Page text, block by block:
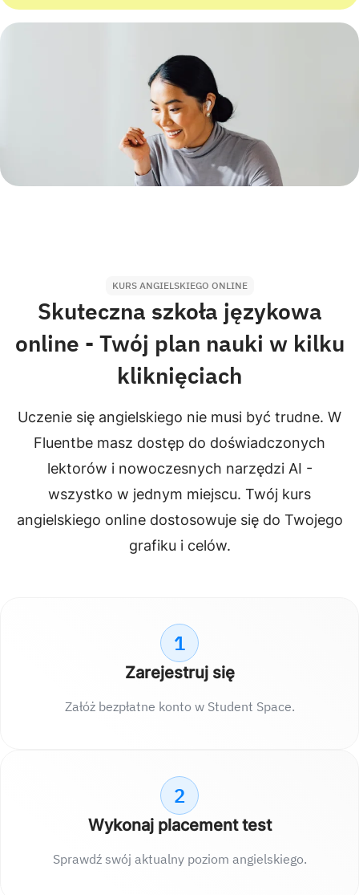
KURS ANGIELSKIEGO ONLINE
Skuteczna szkoła językowa
online - Twój plan nauki w kilku
kliknięciach
Uczenie się angielskiego nie musi być trudne. W
Fluentbe masz dostęp do doświadczonych
lektorów i nowoczesnych narzędzi AI -
wszystko w jednym miejscu. Twój kurs
angielskiego online dostosowuje się do Twojego
grafiku i celów.
1
Zarejestruj się
Załóż bezpłatne konto w Student Space.
2
Wykonaj placement test
Sprawdź swój aktualny poziom angielskiego.